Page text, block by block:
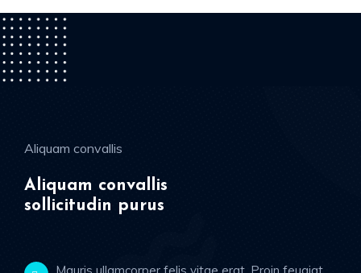
Aliquam convallis
Aliquam convallis
sollicitudin purus